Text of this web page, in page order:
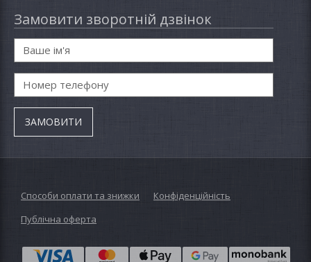
Замовити зворотній дзвінок
Способи оплати та знижки
Конфіденційність
Публічна оферта